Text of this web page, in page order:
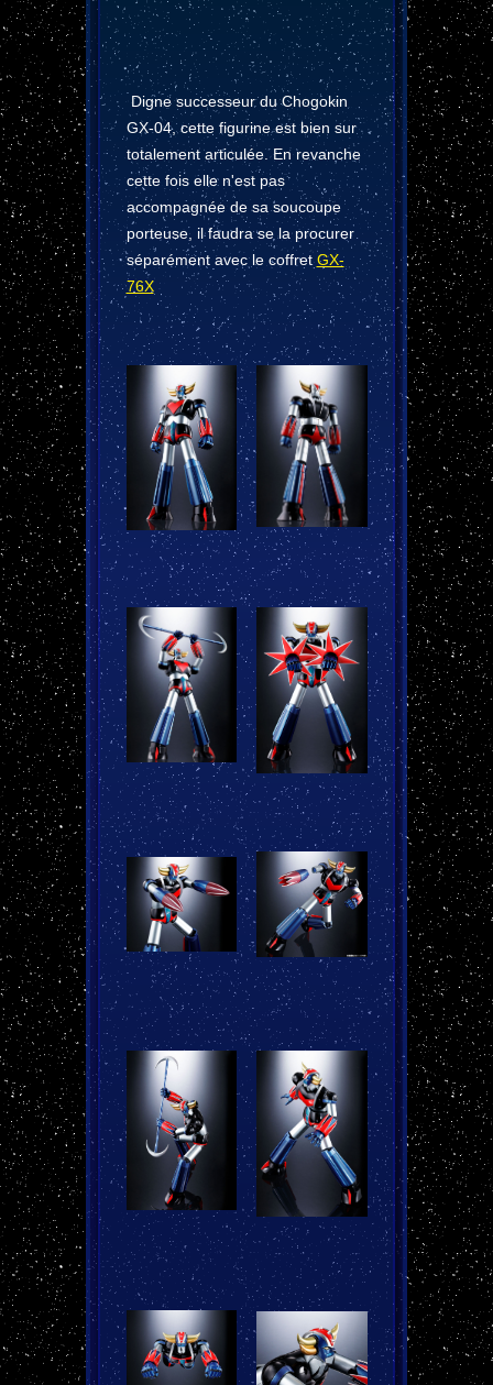
Digne successeur du Chogokin
GX-04, cette figurine est bien sur
totalement articulée. En revanche
cette fois elle n'est pas
accompagnée de sa soucoupe
porteuse, il faudra se la procurer
séparément avec le coffret GX-
76X